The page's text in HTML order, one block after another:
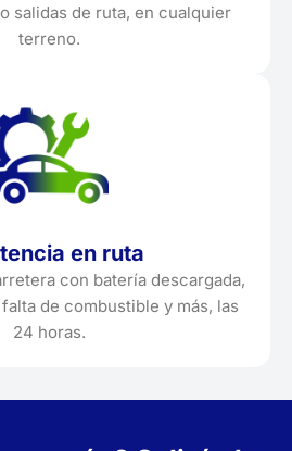
salidas de ruta, en cualquier
terreno.
en ruta
con batería descargada,
de combustible y más, las
24 horas.